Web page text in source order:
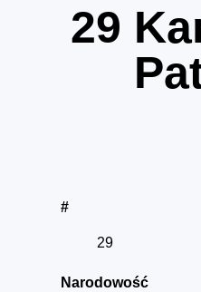
29
#
29
Narodowość